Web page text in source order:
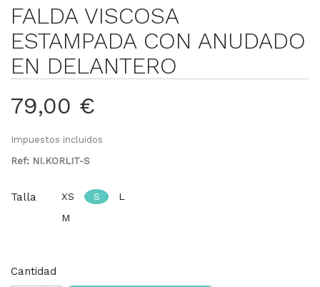
FALDA VISCOSA
ESTAMPADA CON ANUDADO
EN DELANTERO
79,00 €
Impuestos incluidos
Ref: NI.KORLIT-S
Talla XS S
L
M
Cantidad